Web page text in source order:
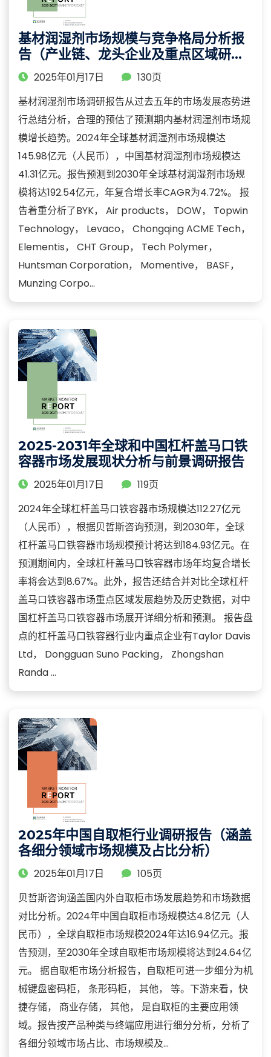
基材润湿剂市场规模与竞争格局分析报
告（产业链、龙头企业及重点区域研
究）2025年01月17日
130页
基材润湿剂市场调研报告从过去五年的市场发展态势进
行总结分析，合理的预估了预测期内基材润湿剂市场规
模增长趋势。2024年全球基材润湿剂市场规模达
145.98亿元（人民币），中国基材润湿剂市场规模达
41.31亿元。报告预测到2030年全球基材润湿剂市场规
模将达192.54亿元，年复合增长率CAGR为4.72%。 报
告着重分析了BYK， Air products， DOW， Topwin
Technology， Levaco， Chongqing ACME Tech，
Elementis， CHT Group， Tech Polymer，
Huntsman Corporation， Momentive， BASF，
Munzing Corpo...
2025-2031年全球和中国杠杆盖马口铁
容器市场发展现状分析与前景调研报告
2025年01月17日
119页
2024年全球杠杆盖马口铁容器市场规模达112.27亿元
（人民币），根据贝哲斯咨询预测，到2030年，全球
杠杆盖马口铁容器市场规模预计将达到184.93亿元。在
预测期间内，全球杠杆盖马口铁容器市场年均复合增长
率将会达到8.67%。此外，报告还结合并对比全球杠杆
盖马口铁容器市场重点区域发展趋势及历史数据，对中
国杠杆盖马口铁容器市场展开详细分析和预测。 报告盘
点的杠杆盖马口铁容器行业内重点企业有Taylor Davis
Ltd， Dongguan Suno Packing， Zhongshan
Randa ...
2025年中国自取柜行业调研报告（涵盖
各细分领域市场规模及占比分析）
2025年01月17日
105页
贝哲斯咨询涵盖国内外自取柜市场发展趋势和市场数据
对比分析。2024年中国自取柜市场规模达4.8亿元（人
民币），全球自取柜市场规模2024年达16.94亿元。报
告预测，至2030年全球自取柜市场规模将达到24.64亿
元。 据自取柜市场分析报告，自取柜可进一步细分为机
械键盘密码柜， 条形码柜， 其他， 等。下游来看，快
捷存储， 商业存储， 其他， 是自取柜的主要应用领
域。报告按产品种类与终端应用进行细分分析，分析了
各细分领域市场占比、市场规模及...